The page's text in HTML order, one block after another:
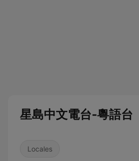
星島中文電台-粵語台
Locales